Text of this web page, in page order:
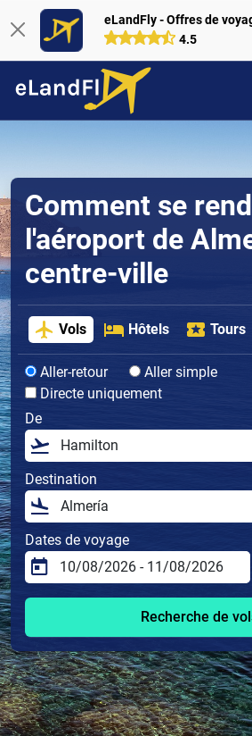
eLandFly - Offres de
4.5
Comment se
l'aéroport de
centre-ville
Vols Hôtels Tours
Aller-retour
Aller simple
Directe uniquement
De
Destination
Dates de voyage
Recherche de